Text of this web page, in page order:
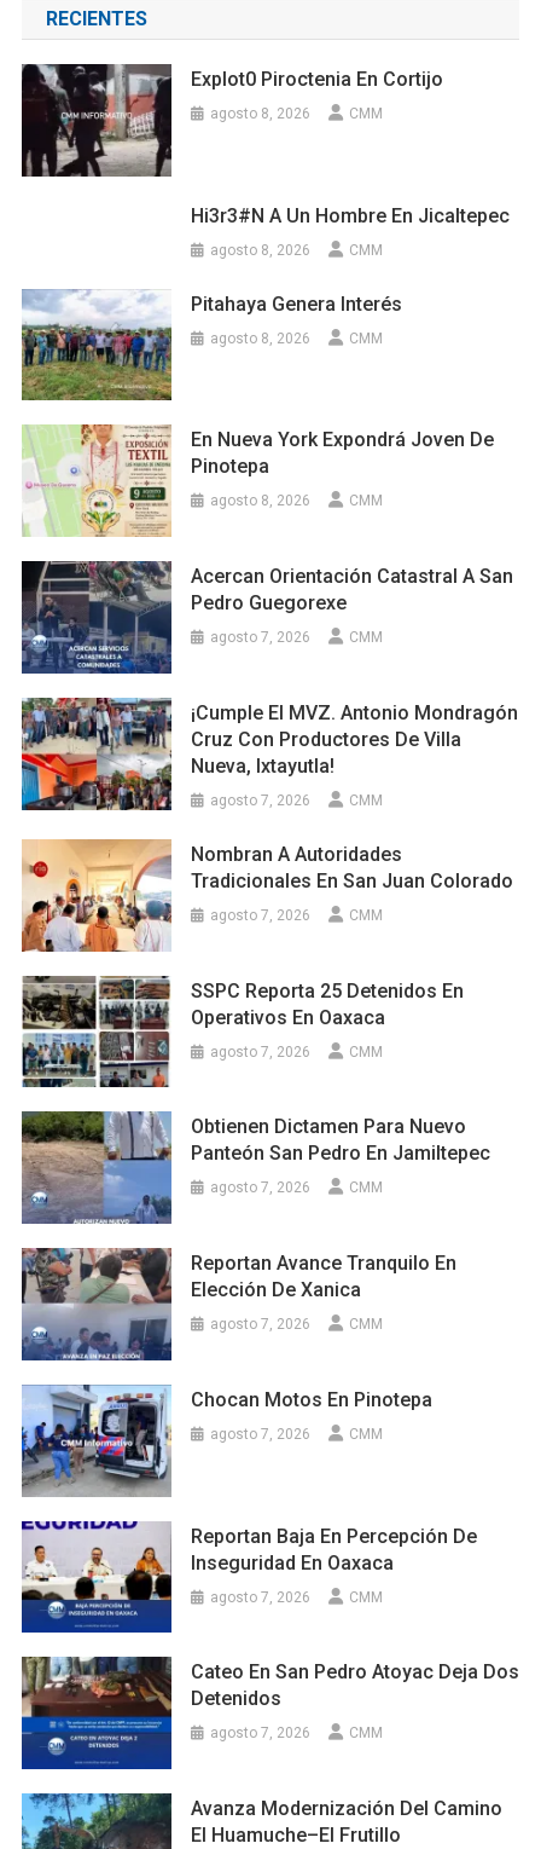
RECIENTES
Explot0 Piroctenia En Cortijo
agosto 8, 2026 CMM
Hi3r3#n A Un Hombre En Jicaltepec
agosto 8, 2026 CMM
Pitahaya Genera Interés
agosto 8, 2026 CMM
En Nueva York Expondrá Joven De
Pinotepa
agosto 8, 2026 CMM
Acercan Orientación Catastral A San
Pedro Guegorexe
agosto 7, 2026 CMM
¡Cumple El MVZ. Antonio Mondragón
Cruz Con Productores De Villa
Nueva, Ixtayutla!
agosto 7, 2026 CMM
Nombran A Autoridades
Tradicionales En San Juan Colorado
agosto 7, 2026 CMM
SSPC Reporta 25 Detenidos En
Operativos En Oaxaca
agosto 7, 2026 CMM
Obtienen Dictamen Para Nuevo
Panteón San Pedro En Jamiltepec
agosto 7, 2026 CMM
Reportan Avance Tranquilo En
Elección De Xanica
agosto 7, 2026 CMM
Chocan Motos En Pinotepa
agosto 7, 2026 CMM
Reportan Baja En Percepción De
Inseguridad En Oaxaca
agosto 7, 2026 CMM
Cateo En San Pedro Atoyac Deja Dos
Detenidos
agosto 7, 2026 CMM
Avanza Modernización Del Camino
El Huamuche–El Frutillo